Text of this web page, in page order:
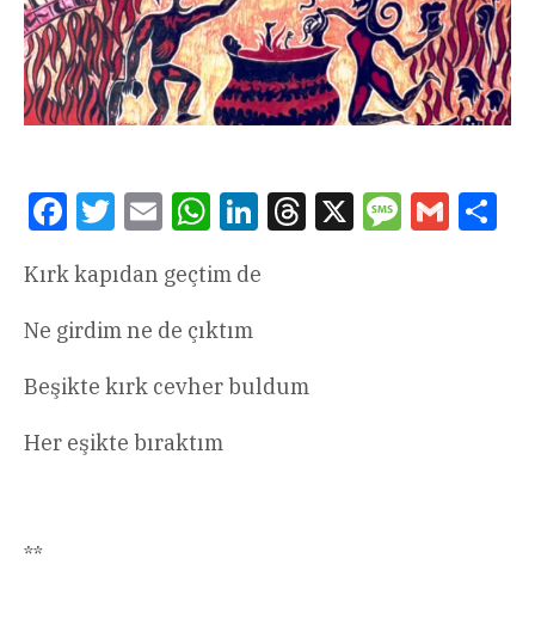
FacebookTwitterEmail WhatsAppLinkedInThreads
X Message
Gmail
Kırk kapıdan geçtim de
Ne girdim ne de çıktım
Beşikte kırk cevher buldum
Her eşikte bıraktım
**